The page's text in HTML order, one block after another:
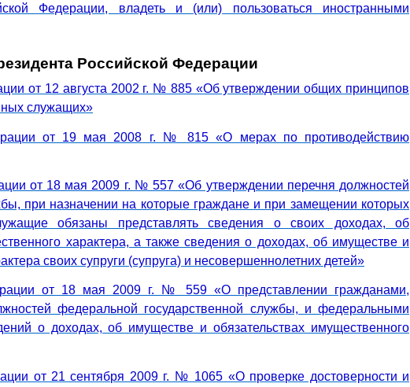
Федерации, владеть и (или) пользоваться иностранными
Российской Федерации
от 12 августа 2002 г. № 885 «Об утверждении общих принципов
служащих»
от 19 мая 2008 г. № 815 «О мерах по противодействию
от 18 мая 2009 г. № 557 «Об утверждении перечня должностей
при назначении на которые граждане и при замещении которых
обязаны представлять сведения о своих доходах, об
характера, а также сведения о доходах, об имуществе и
своих супруги (супруга) и несовершеннолетних детей»
от 18 мая 2009 г. № 559 «О представлении гражданами,
федеральной государственной службы, и федеральными
о доходах, об имуществе и обязательствах имущественного
от 21 сентября 2009 г. № 1065 «О проверке достоверности и